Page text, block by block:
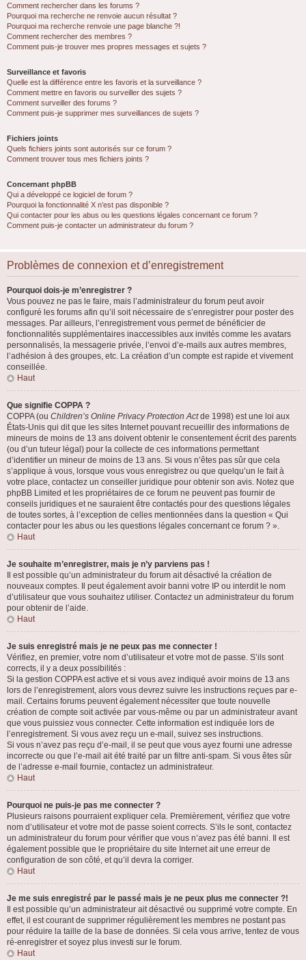
Comment rechercher dans les forums ?
Pourquoi ma recherche ne renvoie aucun résultat ?
Pourquoi ma recherche renvoie une page blanche ?!
Comment rechercher des membres ?
Comment puis-je trouver mes propres messages et sujets ?
Surveillance et favoris
Quelle est la différence entre les favoris et la surveillance ?
Comment mettre en favoris ou surveiller des sujets ?
Comment surveiller des forums ?
Comment puis-je supprimer mes surveillances de sujets ?
Fichiers joints
Quels fichiers joints sont autorisés sur ce forum ?
Comment trouver tous mes fichiers joints ?
Concernant phpBB
Qui a développé ce logiciel de forum ?
Pourquoi la fonctionnalité X n’est pas disponible ?
Qui contacter pour les abus ou les questions légales concernant ce forum ?
Comment puis-je contacter un administrateur du forum ?
Problèmes de connexion et d’enregistrement
Pourquoi dois-je m’enregistrer ?
Vous pouvez ne pas le faire, mais l’administrateur du forum peut avoir
configuré les forums afin qu’il soit nécessaire de s’enregistrer pour poster des
messages. Par ailleurs, l’enregistrement vous permet de bénéficier de
fonctionnalités supplémentaires inaccessibles aux invités comme les avatars
personnalisés, la messagerie privée, l’envoi d’e-mails aux autres membres,
l’adhésion à des groupes, etc. La création d’un compte est rapide et vivement
conseillée.
Haut
Que signifie COPPA ?
COPPA (ou Children’s Online Privacy Protection Actde 1998) est une loi aux
États-Unis qui dit que les sites Internet pouvant recueillir des informations de
mineurs de moins de 13 ans doivent obtenir le consentement écrit des parents
(ou d’un tuteur légal) pour la collecte de ces informations permettant
d’identifier un mineur de moins de 13 ans. Si vous n’êtes pas sûr que cela
s’applique à vous, lorsque vous vous enregistrez ou que quelqu’un le fait à
votre place, contactez un conseiller juridique pour obtenir son avis. Notez que
phpBB Limited et les propriétaires de ce forum ne peuvent pas fournir de
conseils juridiques et ne sauraient être contactés pour des questions légales
de toutes sortes, à l’exception de celles mentionnées dans la question « Qui
contacter pour les abus ou les questions légales concernant ce forum ? ».
Haut
Je souhaite m’enregistrer, mais je n’y parviens pas !
Il est possible qu’un administrateur du forum ait désactivé la création de
nouveaux comptes. Il peut également avoir banni votre IP ou interdit le nom
d’utilisateur que vous souhaitez utiliser. Contactez un administrateur du forum
pour obtenir de l’aide.
Haut
Je suis enregistré mais je ne peux pas me connecter !
Vérifiez, en premier, votre nom d’utilisateur et votre mot de passe. S’ils sont
corrects, il y a deux possibilités :
Si la gestion COPPA est active et si vous avez indiqué avoir moins de 13 ans
lors de l’enregistrement, alors vous devrez suivre les instructions reçues par e-
mail. Certains forums peuvent également nécessiter que toute nouvelle
création de compte soit activée par vous-même ou par un administrateur avant
que vous puissiez vous connecter. Cette information est indiquée lors de
l’enregistrement. Si vous avez reçu un e-mail, suivez ses instructions.
Si vous n’avez pas reçu d’e-mail, il se peut que vous ayez fourni une adresse
incorrecte ou que l’e-mail ait été traité par un filtre anti-spam. Si vous êtes sûr
de l’adresse e-mail fournie, contactez un administrateur.
Haut
Pourquoi ne puis-je pas me connecter ?
Plusieurs raisons pourraient expliquer cela. Premièrement, vérifiez que votre
nom d’utilisateur et votre mot de passe soient corrects. S’ils le sont, contactez
un administrateur du forum pour vérifier que vous n’avez pas été banni. Il est
également possible que le propriétaire du site Internet ait une erreur de
configuration de son côté, et qu’il devra la corriger.
Haut
Je me suis enregistré par le passé mais je ne peux plus me connecter ?!
Il est possible qu’un administrateur ait désactivé ou supprimé votre compte. En
effet, il est courant de supprimer régulièrement les membres ne postant pas
pour réduire la taille de la base de données. Si cela vous arrive, tentez de vous
ré-enregistrer et soyez plus investi sur le forum.
Haut